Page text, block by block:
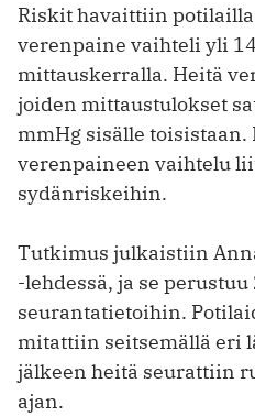
Riskit havaittiin
verenpaine vaihteli yli
mittauskerralla. Heitä
joiden mittaustulokset
mmHg sisälle toisistaan.
verenpaineen vaihtelu
sydänriskeihin.
Tutkimus julkaistiin
-lehdessä, ja se
seurantatietoihin.
mitattiin seitsemällä eri
jälkeen heitä seurattiin
ajan.